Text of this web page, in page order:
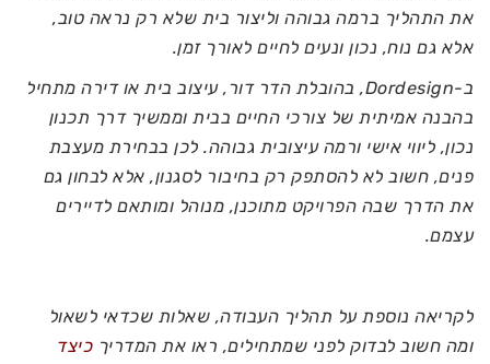
את התהליך ברמה גבוהה וליצור בית שלא רק נראה טוב,
אלא גם נוח, נכון ונעים לחיים לאורך זמן.
ב-Dordesign, בהובלת הדר דור, עיצוב בית או דירה מתחיל
בהבנה אמיתית של צורכי החיים בבית וממשיך דרך תכנון
נכון, ליווי אישי ורמה עיצובית גבוהה. לכן בבחירת מעצבת
פנים, חשוב לא להסתפק רק בחיבור לסגנון, אלא לבחון גם
את הדרך שבה הפרויקט מתוכנן, מנוהל ומותאם לדיירים
עצמם.
לקריאה נוספת על תהליך העבודה, שאלות שכדאי לשאול
ומה חשוב לבדוק לפני שמתחילים, ראו את המדריך כיצד